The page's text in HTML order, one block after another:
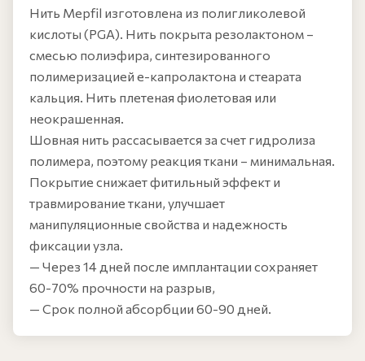
Нить Mepfil изготовлена из полигликолевой
кислоты (PGA). Нить покрыта резолактоном –
смесью полиэфира, синтезированного
полимеризацией e-капролактона и стеарата
кальция. Нить плетеная фиолетовая или
неокрашенная.
Шовная нить рассасывается за счет гидролиза
полимера, поэтому реакция ткани – минимальная.
Покрытие снижает фитильный эффект и
травмирование ткани, улучшает
манипуляционные свойства и надежность
фиксации узла.
— Через 14 дней после имплантации сохраняет
60-70% прочности на разрыв,
— Срок полной абсорбции 60-90 дней.